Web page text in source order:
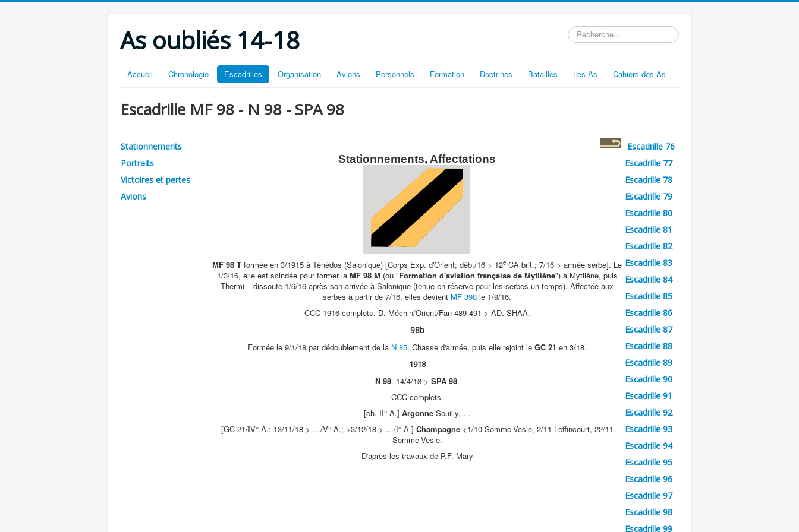
As oubliés 14-18 Rechercher
Accueil Chronologie Escadrilles Organisation Avions Personnels Formation Doctrines Batailles Les As Cahiers des As
Escadrille MF 98 - N 98 - SPA 98
Stationnements
Portraits
Victoires et pertes
Avions
Stationnements, Affectations
MF 98 T formée en 3/1915 à Ténédos (Salonique) [Corps Exp. d'Orient; déb./16 > 12e CA brit.; 7/16 > armée serbe]. Le
1/3/16, elle est scindée pour former la MF 98 M (ou "Formation d'aviation française de Mytilène") à Mytilène, puis
Thermi – dissoute 1/6/16 après son arrivée à Salonique (tenue en réserve pour les serbes un temps). Affectée aux
serbes à partir de 7/16, elles devient MF 398 le 1/9/16.
CCC 1916 complets. D. Méchin/Orient/Fan 489-491 > AD. SHAA.
98b
Formée le 9/1/18 par dédoublement de la N 85. Chasse d'armée, puis elle rejoint le GC 21 en 3/18.
1918
N 98. 14/4/18 > SPA 98.
CCC complets.
[ch. II° A.] ArgonneSouilly, …
[GC 21/IV° A.; 13/11/18 > …/V° A.; >3/12/18 > …/I° A.] Champagne<1/10 Somme-Vesle, 2/11 Leffincourt, 22/11
Somme-Vesle.
D'après les travaux de P.F. Mary
Escadrille 76
Escadrille 77
Escadrille 78
Escadrille 79
Escadrille 80
Escadrille 81
Escadrille 82
Escadrille 83
Escadrille 84
Escadrille 85
Escadrille 86
Escadrille 87
Escadrille 88
Escadrille 89
Escadrille 90
Escadrille 91
Escadrille 92
Escadrille 93
Escadrille 94
Escadrille 95
Escadrille 96
Escadrille 97
Escadrille 98
Escadrille 99